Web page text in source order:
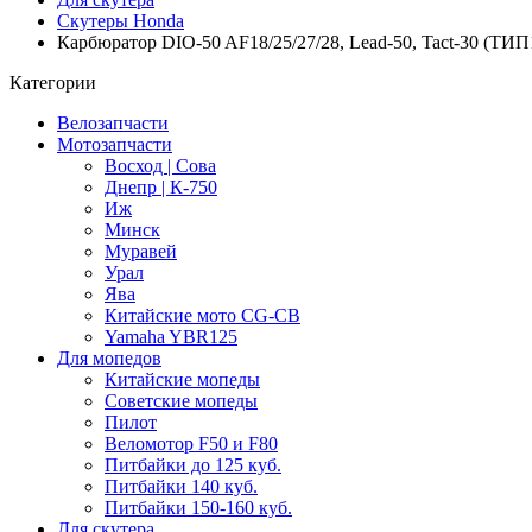
Скутеры Honda
Карбюратор DIO-50 AF18/25/27/28, Lead-50, Tact-30
Категории
Велозапчасти
Мотозапчасти
Восход | Сова
Днепр | К-750
Иж
Минск
Муравей
Урал
Ява
Китайские мото CG-CB
Yamaha YBR125
Для мопедов
Китайские мопеды
Советские мопеды
Пилот
Веломотор F50 и F80
Питбайки до 125 куб.
Питбайки 140 куб.
Питбайки 150-160 куб.